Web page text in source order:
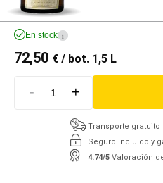
En stock i
72,50 € / bot. 1,5 L
- +
Transporte gratuito
Seguro incluido y
4.74/5 Valoración